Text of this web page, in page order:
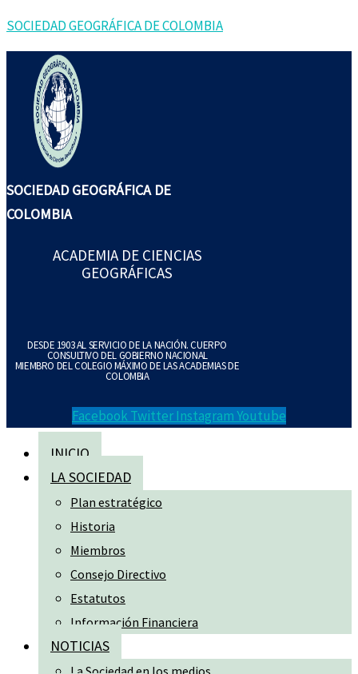
al
contenido
SOCIEDAD GEOGRÁFICA DE COLOMBIA
SOCIEDAD GEOGRÁFICA DE
COLOMBIA
ACADEMIA DE CIENCIAS
GEOGRÁFICAS
DESDE 1903 AL SERVICIO DE LA NACIÓN. CUERPO
CONSULTIVO DEL GOBIERNO NACIONAL
MIEMBRO DEL COLEGIO MÁXIMO DE LAS ACADEMIAS DE
COLOMBIA
Facebook Twitter InstagramYoutube
INICIO
LA SOCIEDAD
Plan estratégico
Historia
Miembros
Consejo Directivo
Estatutos
Información Financiera
NOTICIAS